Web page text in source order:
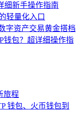
细新手操作指南
轻量化入口
字资产交易黄金搭档
钱包？超详细操作指
旅程
钱包、火币钱包到